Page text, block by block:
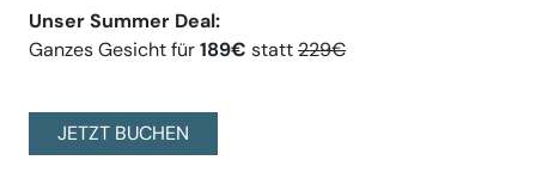
Unser Summer Deal:
Ganzes Gesicht für189€ statt229€
JETZT BUCHEN